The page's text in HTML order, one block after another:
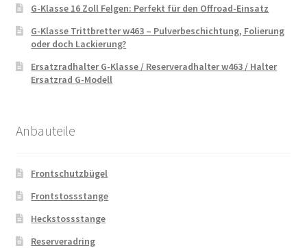
G-Klasse 16 Zoll Felgen: Perfekt für den Offroad-Einsatz
G-Klasse Trittbretter w463 – Pulverbeschichtung, Folierung
oder doch Lackierung?
Ersatzradhalter G-Klasse / Reserveradhalter w463 / Halter
Ersatzrad G-Modell
Anbauteile
Frontschutzbügel
Frontstossstange
Heckstossstange
Reserveradring